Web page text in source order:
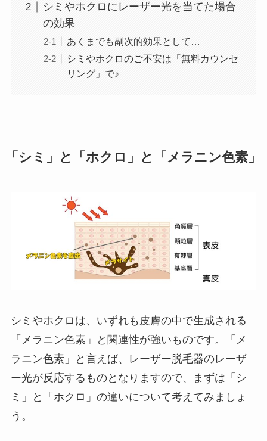
シミやホクロにレーザー光を当てた場合
の効果
あくまでも副次的効果として…
シミやホクロのご不安は「無料カウンセ
リング」で♪
「シミ」と「ホクロ」と「メラニン色素」
シミやホクロは、いずれも皮膚の中で生成される
「メラニン色素」と関連性が強いものです。「メ
ラニン色素」と言えば、レーザー脱毛器のレーザ
ー光が反応するものとなりますので、まずは「シ
ミ」と「ホクロ」の違いについて考えてみましょ
う。